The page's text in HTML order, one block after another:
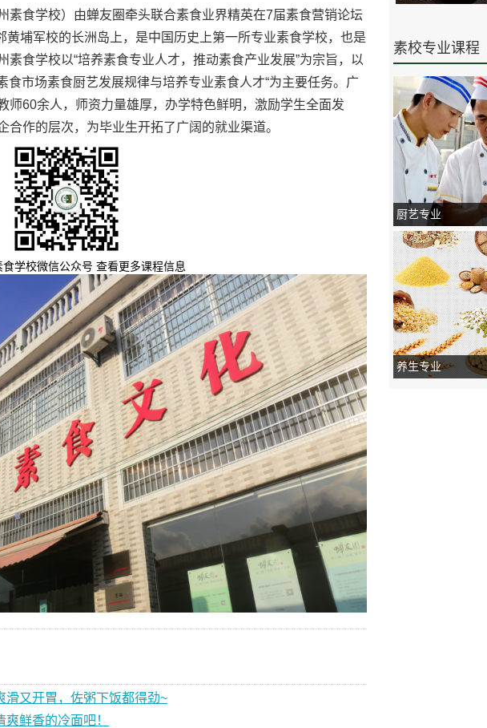
素校专业课程
厨艺专业
养生专业
素食学校）由蝉友圈牵头联合素食业界精英在7届素食营销论坛
埔军校的长洲岛上，是中国历史上第一所专业素食学校，也是
食学校以“培养素食专业人才，推动素食产业发展”为宗旨，以
食市场素食厨艺发展规律与培养专业素食人才“为主要任务。广
师60余人，师资力量雄厚，办学特色鲜明，激励学生全面发
作的层次，为毕业生开拓了广阔的就业渠道。
学校微信公众号 查看更多课程信息
滑又开胃，佐粥下饭都得劲~
鲜香的冷面吧！